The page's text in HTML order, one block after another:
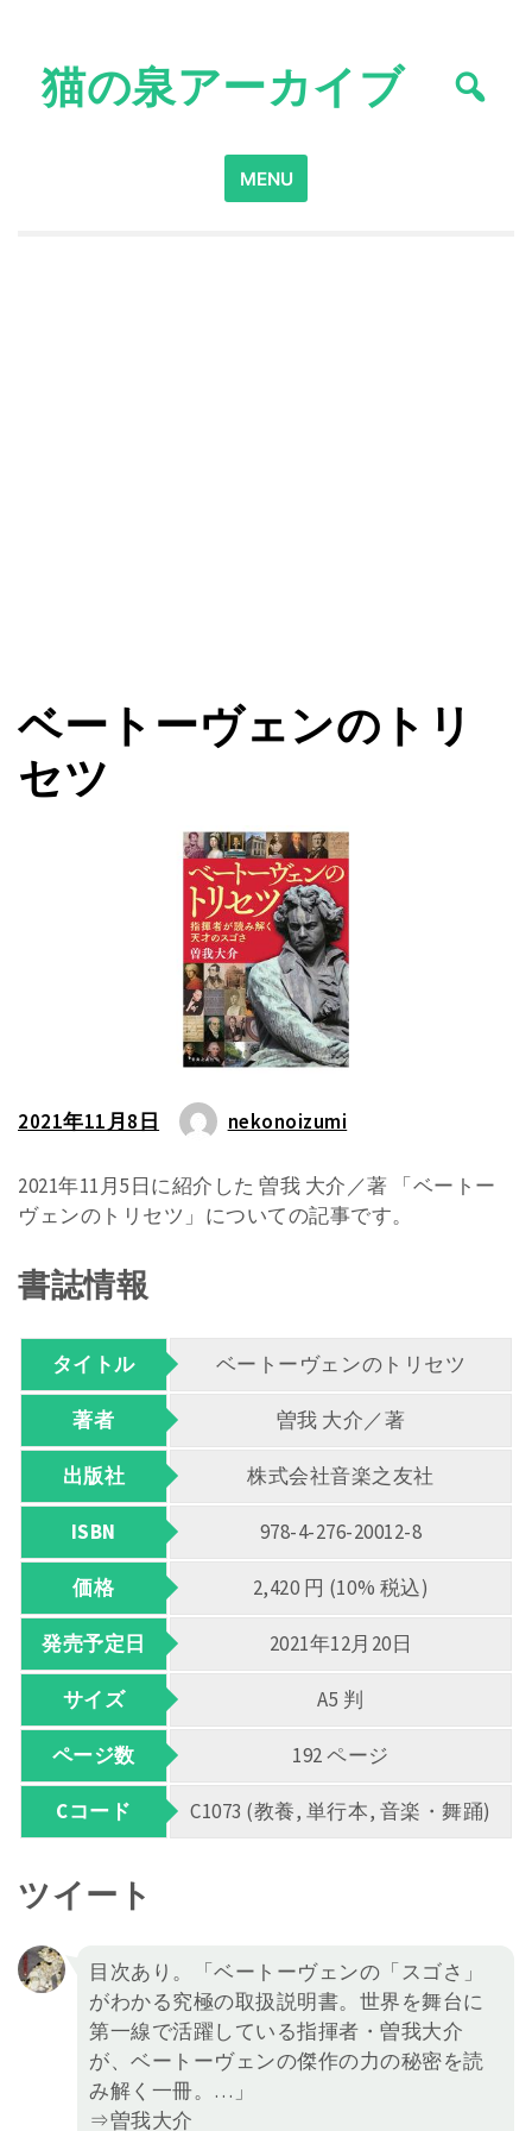
content猫の泉アーカイブ
Search
for:
MENU
ベートーヴェンのトリ
セツ
2021年11月8日 nekonoizumi
2021年11月5日に紹介した 曽我 大介／著 「ベートー
ヴェンのトリセツ」についての記事です。
書誌情報
タイトル ベートーヴェンのトリセツ
著者 曽我 大介／著
出版社 株式会社音楽之友社
ISBN 978-4-276-20012-8
価格 2,420 円 (10% 税込)
発売予定日 2021年12月20日
サイズ A5 判
ページ数 192 ページ
Cコード C1073 (教養, 単行本, 音楽・舞踊)
ツイート
目次あり。「ベートーヴェンの「スゴさ」
がわかる究極の取扱説明書。世界を舞台に
第一線で活躍している指揮者・曽我大介
が、ベートーヴェンの傑作の力の秘密を読
み解く一冊。…」
⇒曽我大介